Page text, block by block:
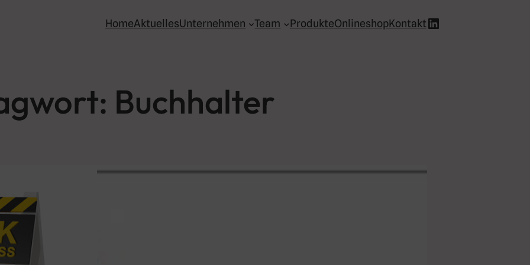
HomeAktuellesUnternehmen Team ProdukteOnlineshopKontaktLinkedIn
Buchhalter